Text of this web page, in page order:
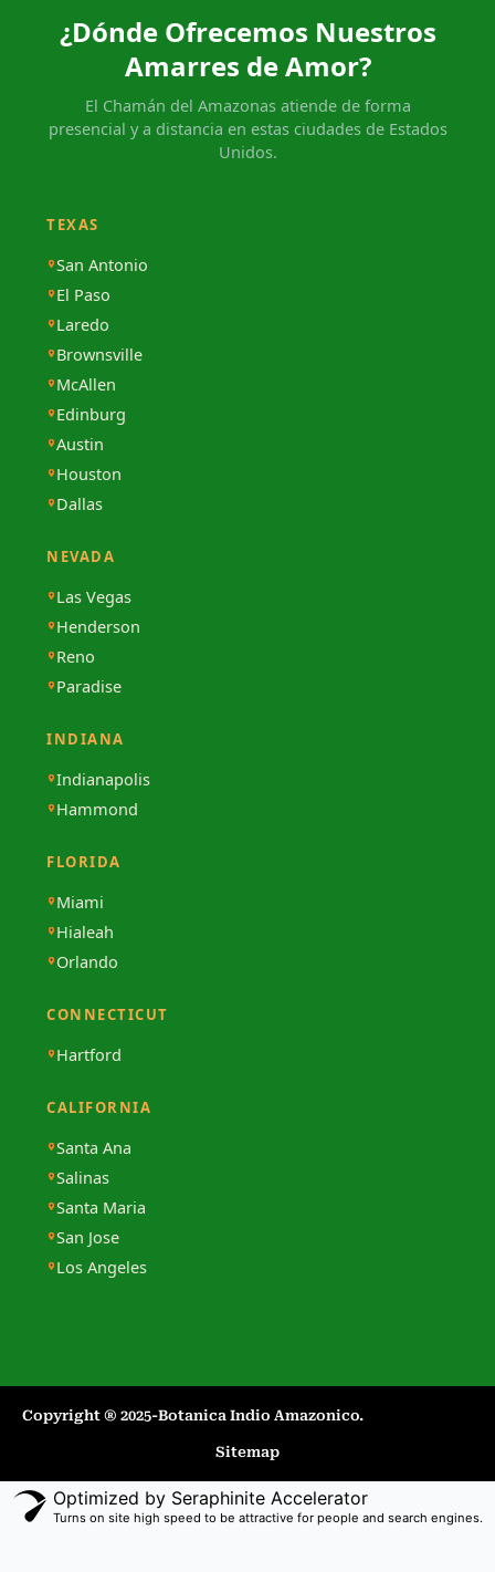
¿Dónde Ofrecemos Nuestros
Amarres de Amor?
El Chamán del Amazonas atiende de forma
presencial y a distancia en estas ciudades de Estados
Unidos.
TEXAS
San Antonio
El Paso
Laredo
Brownsville
McAllen
Edinburg
Austin
Houston
Dallas
NEVADA
Las Vegas
Henderson
Reno
Paradise
INDIANA
Indianapolis
Hammond
FLORIDA
Miami
Hialeah
Orlando
CONNECTICUT
Hartford
CALIFORNIA
Santa Ana
Salinas
Santa Maria
San Jose
Los Angeles
Copyright ® 2025-Botanica Indio Amazonico.​
Sitemap
Optimized by Seraphinite Accelerator
Turns on site high speed to be attractive for people and search engines.